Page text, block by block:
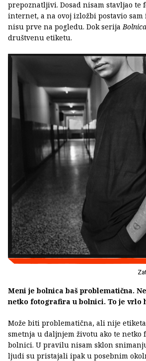
prepoznatljivi. Dosad nisam stavljao te
internet, a na ovoj izložbi postavio
nisu prve na pogledu. Dok serijaBolnica
društvenu etiketu.
Meni je bolnica baš problematična.
netko fotografira u bolnici. To je vrlo
Može biti problematična, ali nije
smetnja u daljnjem životu ako te netko
bolnici. U pravilu nisam sklon
ljudi su pristajali ipak u posebnim